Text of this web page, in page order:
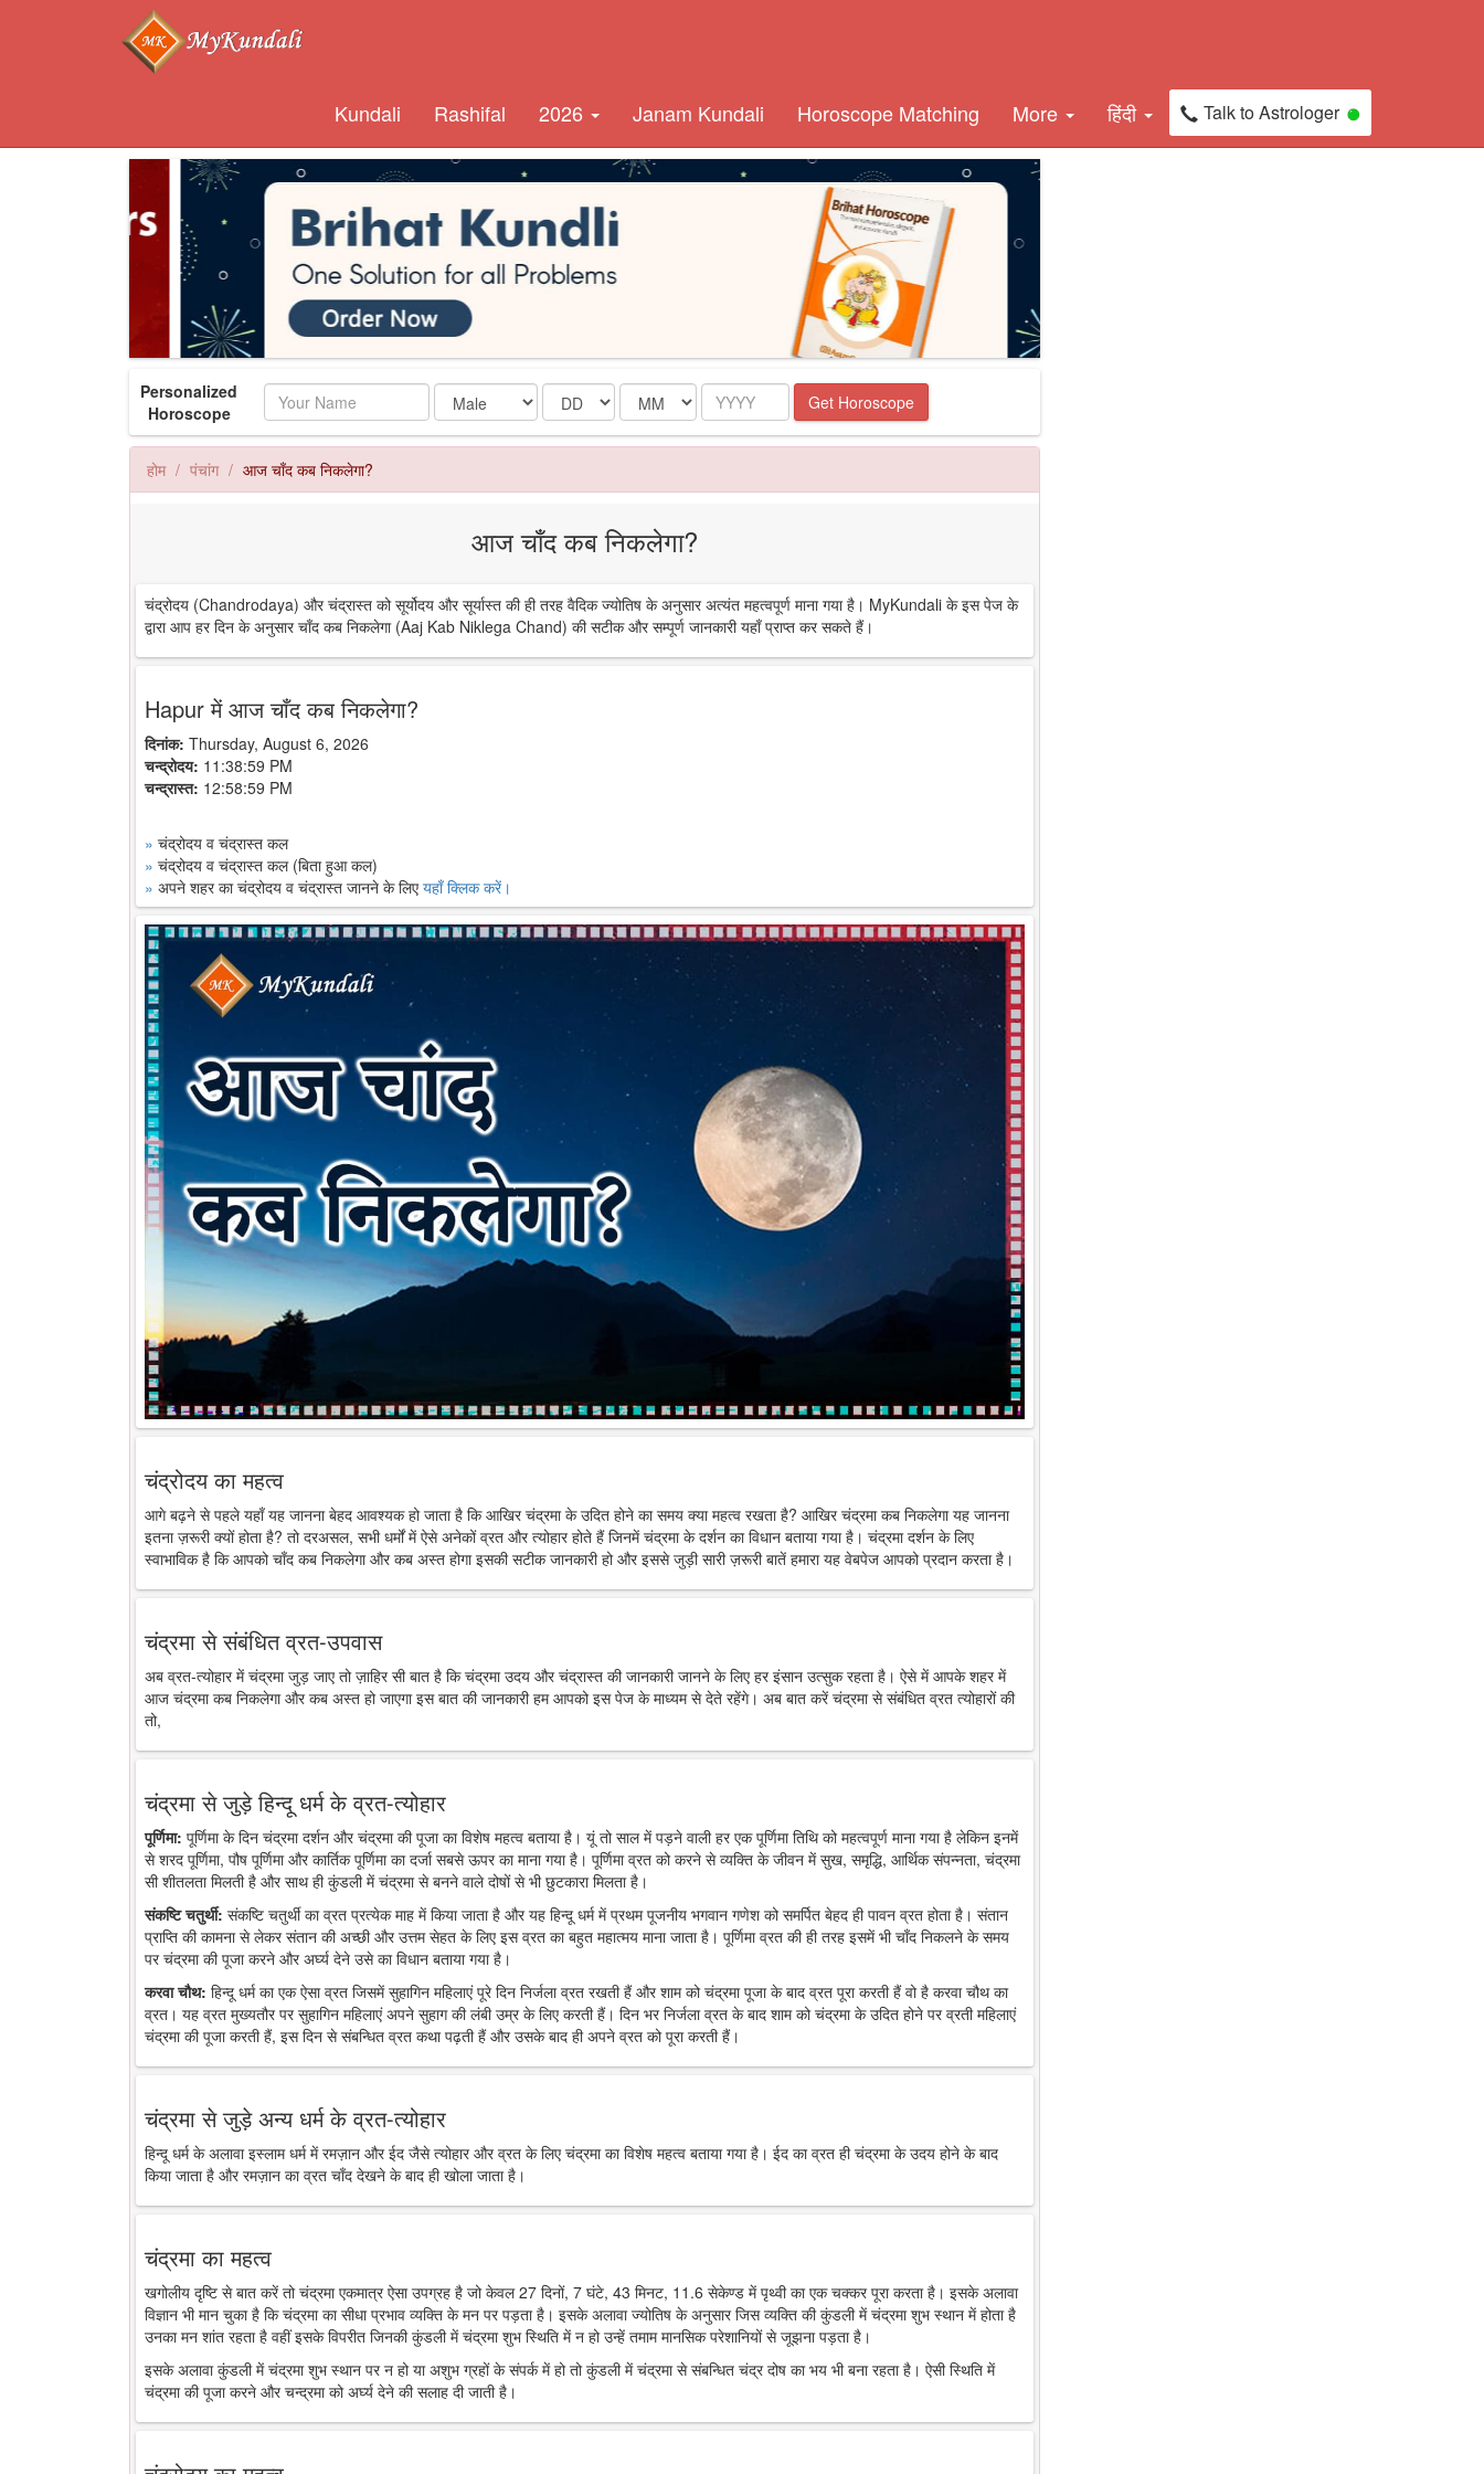
Kundali Rashifal 2026 Janam Kundali Horoscope Matching More हिंदी Talk to Astrologer
Personalized
Horoscope
Name Date Month Year Get Horoscope
होम पंचांग आज चाँद कब निकलेगा?
आज चाँद कब निकलेगा?
चंद्रोदय (Chandrodaya) और चंद्रास्त को सूर्योदय और सूर्यास्त की ही तरह वैदिक ज्योतिष के अनुसार अत्यंत महत्वपूर्ण माना गया है। MyKundali के इस पेज के
द्वारा आप हर दिन के अनुसार चाँद कब निकलेगा (Aaj Kab Niklega Chand) की सटीक और सम्पूर्ण जानकारी यहाँ प्राप्त कर सकते हैं।
Hapur में आज चाँद कब निकलेगा?
दिनांक: Thursday, August 6, 2026
चन्द्रोदय: 11:38:59 PM
चन्द्रास्त: 12:58:59 PM
» चंद्रोदय व चंद्रास्त कल
» चंद्रोदय व चंद्रास्त कल (बिता हुआ कल)
» अपने शहर का चंद्रोदय व चंद्रास्त जानने के लिएयहाँ क्लिक करें।
चंद्रोदय का महत्व
आगे बढ़ने से पहले यहाँ यह जानना बेहद आवश्यक हो जाता है कि आखिर चंद्रमा के उदित होने का समय क्या महत्व रखता है? आखिर चंद्रमा कब निकलेगा यह जानना
इतना ज़रूरी क्यों होता है? तो दरअसल, सभी धर्मों में ऐसे अनेकों व्रत और त्योहार होते हैं जिनमें चंद्रमा के दर्शन का विधान बताया गया है। चंद्रमा दर्शन के लिए
स्वाभाविक है कि आपको चाँद कब निकलेगा और कब अस्त होगा इसकी सटीक जानकारी हो और इससे जुड़ी सारी ज़रूरी बातें हमारा यह वेबपेज आपको प्रदान करता है।
चंद्रमा से संबंधित व्रत-उपवास
अब व्रत-त्योहार में चंद्रमा जुड़ जाए तो ज़ाहिर सी बात है कि चंद्रमा उदय और चंद्रास्त की जानकारी जानने के लिए हर इंसान उत्सुक रहता है। ऐसे में आपके शहर में
आज चंद्रमा कब निकलेगा और कब अस्त हो जाएगा इस बात की जानकारी हम आपको इस पेज के माध्यम से देते रहेंगे। अब बात करें चंद्रमा से संबंधित व्रत त्योहारों की
तो,
चंद्रमा से जुड़े हिन्दू धर्म के व्रत-त्योहार
पूर्णिमा: पूर्णिमा के दिन चंद्रमा दर्शन और चंद्रमा की पूजा का विशेष महत्व बताया है। यूं तो साल में पड़ने वाली हर एक पूर्णिमा तिथि को महत्वपूर्ण माना गया है लेकिन इनमें
से शरद पूर्णिमा, पौष पूर्णिमा और कार्तिक पूर्णिमा का दर्जा सबसे ऊपर का माना गया है। पूर्णिमा व्रत को करने से व्यक्ति के जीवन में सुख, समृद्धि, आर्थिक संपन्नता, चंद्रमा
सी शीतलता मिलती है और साथ ही कुंडली में चंद्रमा से बनने वाले दोषों से भी छुटकारा मिलता है।
संकष्टि चतुर्थी: संकष्टि चतुर्थी का व्रत प्रत्येक माह में किया जाता है और यह हिन्दू धर्म में प्रथम पूजनीय भगवान गणेश को समर्पित बेहद ही पावन व्रत होता है। संतान
प्राप्ति की कामना से लेकर संतान की अच्छी और उत्तम सेहत के लिए इस व्रत का बहुत महात्मय माना जाता है। पूर्णिमा व्रत की ही तरह इसमें भी चाँद निकलने के समय
पर चंद्रमा की पूजा करने और अर्घ्य देने उसे का विधान बताया गया है।
करवा चौथ: हिन्दू धर्म का एक ऐसा व्रत जिसमें सुहागिन महिलाएं पूरे दिन निर्जला व्रत रखती हैं और शाम को चंद्रमा पूजा के बाद व्रत पूरा करती हैं वो है करवा चौथ का
व्रत। यह व्रत मुख्यतौर पर सुहागिन महिलाएं अपने सुहाग की लंबी उम्र के लिए करती हैं। दिन भर निर्जला व्रत के बाद शाम को चंद्रमा के उदित होने पर व्रती महिलाएं
चंद्रमा की पूजा करती हैं, इस दिन से संबन्धित व्रत कथा पढ़ती हैं और उसके बाद ही अपने व्रत को पूरा करती हैं।
चंद्रमा से जुड़े अन्य धर्म के व्रत-त्योहार
हिन्दू धर्म के अलावा इस्लाम धर्म में रमज़ान और ईद जैसे त्योहार और व्रत के लिए चंद्रमा का विशेष महत्व बताया गया है। ईद का व्रत ही चंद्रमा के उदय होने के बाद
किया जाता है और रमज़ान का व्रत चाँद देखने के बाद ही खोला जाता है।
चंद्रमा का महत्व
खगोलीय दृष्टि से बात करें तो चंद्रमा एकमात्र ऐसा उपग्रह है जो केवल 27 दिनों, 7 घंटे, 43 मिनट, 11.6 सेकेण्ड में पृथ्वी का एक चक्कर पूरा करता है। इसके अलावा
विज्ञान भी मान चुका है कि चंद्रमा का सीधा प्रभाव व्यक्ति के मन पर पड़ता है। इसके अलावा ज्योतिष के अनुसार जिस व्यक्ति की कुंडली में चंद्रमा शुभ स्थान में होता है
उनका मन शांत रहता है वहीं इसके विपरीत जिनकी कुंडली में चंद्रमा शुभ स्थिति में न हो उन्हें तमाम मानसिक परेशानियों से जूझना पड़ता है।
इसके अलावा कुंडली में चंद्रमा शुभ स्थान पर न हो या अशुभ ग्रहों के संपर्क में हो तो कुंडली में चंद्रमा से संबन्धित चंद्र दोष का भय भी बना रहता है। ऐसी स्थिति में
चंद्रमा की पूजा करने और चन्द्रमा को अर्घ्य देने की सलाह दी जाती है।